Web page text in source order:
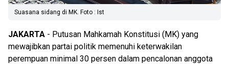
Suasana sidang di MK. Foto : Ist
JAKARTA - Putusan Mahkamah Konstitusi (MK) yang
mewajibkan partai politik memenuhi keterwakilan
perempuan minimal 30 persen dalam pencalonan anggota